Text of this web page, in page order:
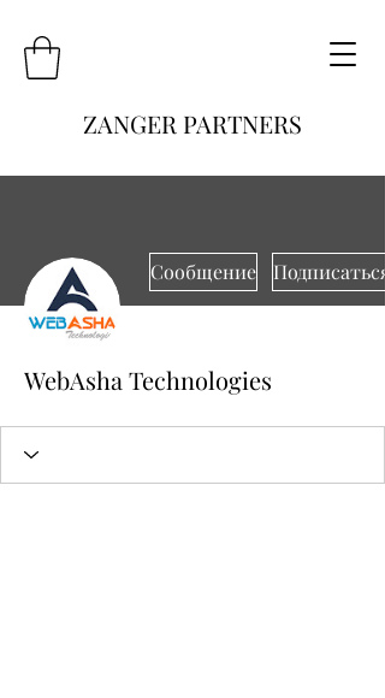
ZANGER PARTNERS
Сообщение Подписаться
WebAsha Technologies